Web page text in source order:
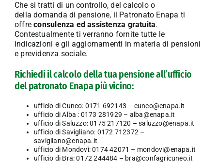
Che si tratti di un controllo, del calcolo o
della domanda di pensione, il Patronato Enapa ti
offreconsulenza ed assistenza gratuita.
Contestualmente ti verranno fornite tutte le
indicazioni e gli aggiornamenti in materia di pensioni
e previdenza sociale.
Richiedi il calcolo della tua pensione all’ufficio
del patronato Enapa più vicino:
ufficio di Cuneo: 0171 692143 – cuneo@enapa.it
ufficio di Alba : 0173 281929 – alba@enapa.it
ufficio di Saluzzo: 0175 217120 – saluzzo@enapa.it
ufficio di Savigliano: 0172 712372 –
savigliano@enapa.it
ufficio di Mondovì: 0174 42071 – mondovi@enapa.it
ufficio di Bra: 0172 244484 – bra@confagricuneo.it